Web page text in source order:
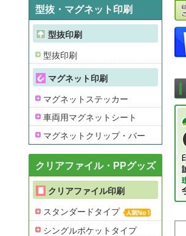
型抜・マグネット印刷
型抜印刷
型抜印刷
マグネット印刷
マグネットステッカー
車両用マグネットシート
マグネットクリップ・バー
クリアファイル・PPグッズ
クリアファイル印刷
スタンダードタイプ
シングルポケットタイプ